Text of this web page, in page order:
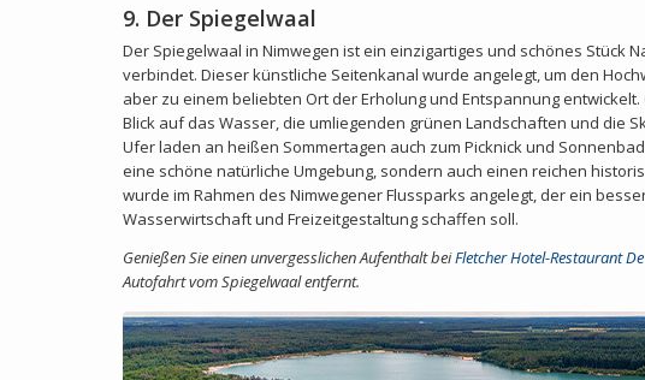
9. Der Spiegelwaal
Der Spiegelwaal in Nimwegen ist ein einzigartiges und schönes Stück
verbindet. Dieser künstliche Seitenkanal wurde angelegt, um den
aber zu einem beliebten Ort der Erholung und Entspannung
Blick auf das Wasser, die umliegenden grünen Landschaften und die
Ufer laden an heißen Sommertagen auch zum Picknick und
eine schöne natürliche Umgebung, sondern auch einen reichen
wurde im Rahmen des Nimwegener Flussparks angelegt, der ein
Wasserwirtschaft und Freizeitgestaltung schaffen soll.
Genießen Sie einen unvergesslichen Aufenthalt beiFletcher Hotel-Restaurant
Autofahrt vom Spiegelwaal entfernt.